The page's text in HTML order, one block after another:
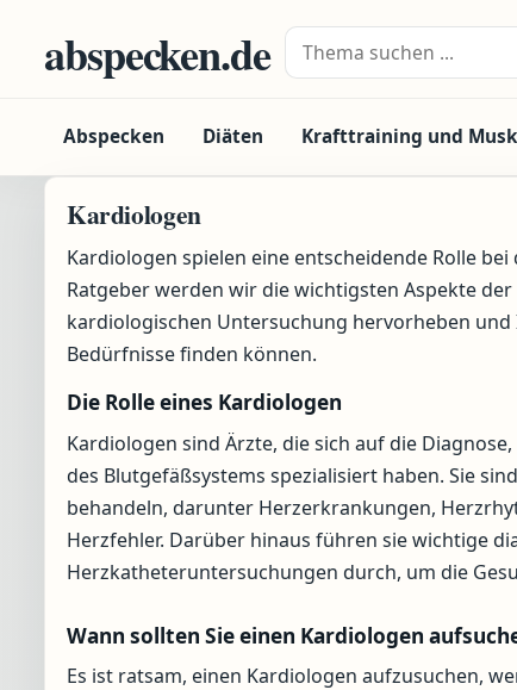
abspecken.de Suche nach:
Abspecken Diäten Krafttraining und
Kardiologen
Kardiologen spielen eine entscheidende Rolle
Ratgeber werden wir die wichtigsten Aspekte
kardiologischen Untersuchung hervorheben
Bedürfnisse finden können.
Die Rolle eines Kardiologen
Kardiologen sind Ärzte, die sich auf die
des Blutgefäßsystems spezialisiert haben. Sie
behandeln, darunter Herzerkrankungen,
Herzfehler. Darüber hinaus führen sie wichtige
Herzkatheteruntersuchungen durch, um die
Wann sollten Sie einen Kardiologen
Es ist ratsam, einen Kardiologen aufzusuchen,